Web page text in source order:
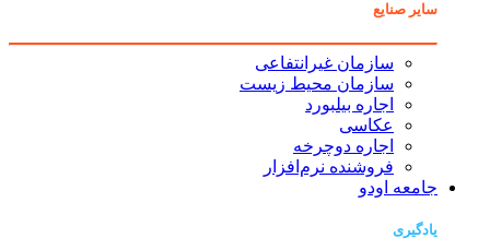
سایر صنایع
سازمان غیرانتفاعی
سازمان محیط زیست
اجاره بیلبورد
عکاسی
اجاره دوچرخه
فروشنده نرم‌افزار
جامعه اودو
یادگیری